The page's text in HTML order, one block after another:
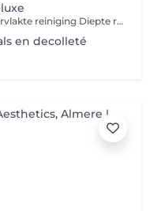
Deze behandeling bestaat uit Oppervlakte reiniging Diepte reiniging (verwijderen onzuiverheden) Microdermabrasie 15 min Alginaat masker Dagverzorging
en decolleté